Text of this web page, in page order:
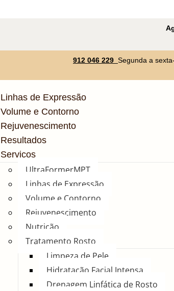
912 046 229 Segunda a
Linhas de Expressão
Volume e Contorno
Rejuvenescimento
Resultados
Serviços
UltraFormerMPT
Linhas de Expressão
Volume e Contorno
Rejuvenescimento
Nutrição
Tratamento Rosto
Limpeza de Pele
Hidratação Facial Intensa
Drenagem Linfática de Rosto